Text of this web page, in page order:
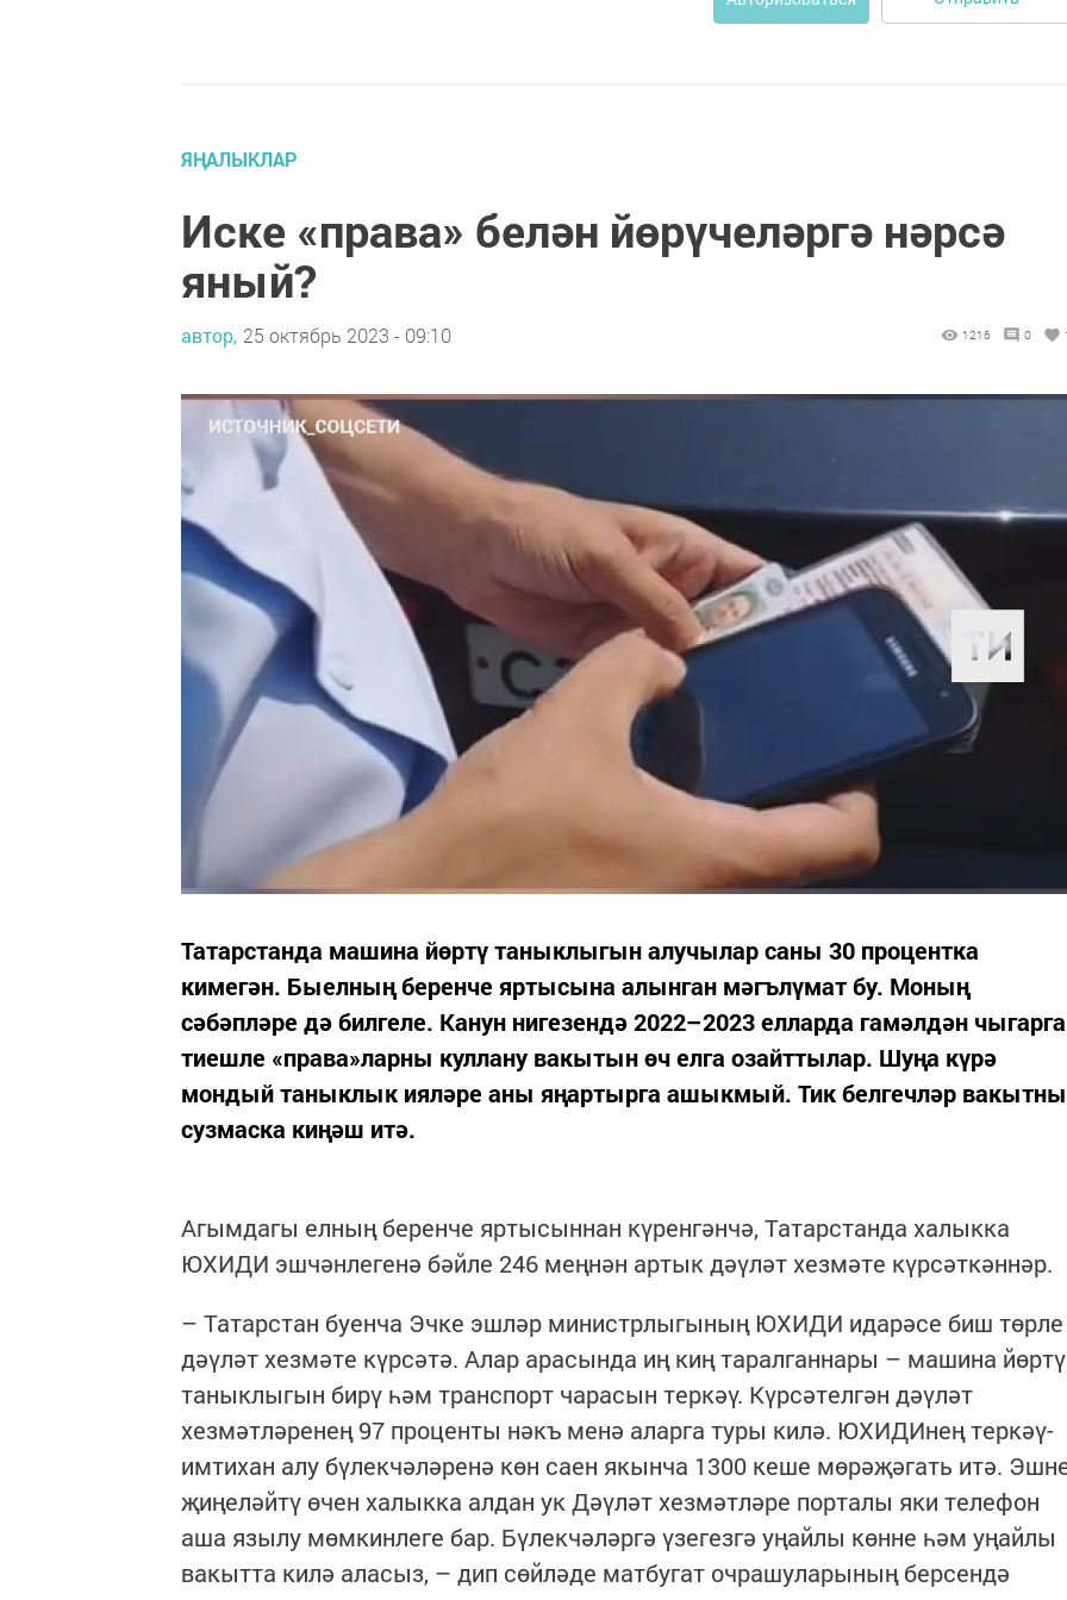
ЯҢАЛЫКЛАР
Иске «права» белән йөрүчеләргә нәрсә
яный?
автор, 25 октябрь 2023 - 09:10 1216 0
Татарстанда машина йөртү таныклыгын алучылар саны 30 процентка
кимегән. Быелның беренче яртысына алынган мәгълүмат бу. Моның
сәбәпләре дә билгеле. Канун нигезендә 2022–2023 елларда гамәлдән чыгарга
тиешле «права»ларны куллану вакытын өч елга озайттылар. Шуңа күрә
мондый таныклык ияләре аны яңартырга ашыкмый. Тик белгечләр вакытны
сузмаска киңәш итә.
Агымдагы елның беренче яртысыннан күренгәнчә, Татарстанда халыкка
ЮХИДИ эшчәнлегенә бәйле 246 меңнән артык дәүләт хезмәте күрсәткәннәр.
– Татарстан буенча Эчке эшләр министрлыгының ЮХИДИ идарәсе биш төрле
дәүләт хезмәте күрсәтә. Алар арасында иң киң таралганнары – машина йөртү
таныклыгын бирү һәм транспорт чарасын теркәү. Күрсәтелгән дәүләт
хезмәтләренең 97 проценты нәкъ менә аларга туры килә. ЮХИДИнең теркәү-
имтихан алу бүлекчәләренә көн саен якынча 1300 кеше мөрәҗәгать итә.
җиңеләйтү өчен халыкка алдан ук Дәүләт хезмәтләре порталы яки телефон
аша язылу мөмкинлеге бар. Бүлекчәләргә үзегезгә уңайлы көнне һәм уңайлы
вакытта килә аласыз, – дип сөйләде матбугат очрашуларының берсендә